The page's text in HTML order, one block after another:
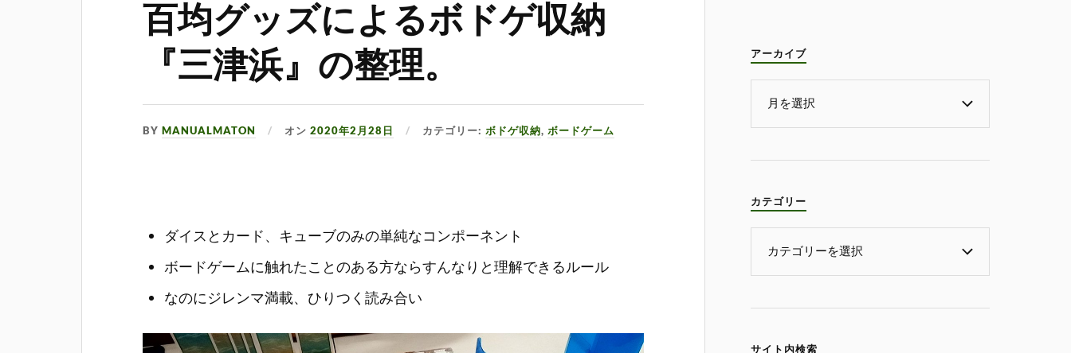
百均グッズによるボドゲ収納
『三津浜』の整理。
BYMANUALMATON オン2020年2月28日 カテゴリー: ボドゲ収納, ボードゲーム
ダイスとカード、キューブのみの単純なコンポーネント
ボードゲームに触れたことのある方ならすんなりと理解できるルール
なのにジレンマ満載、ひりつく読み合い
アーカイブ
カテゴリー
サイト内検索